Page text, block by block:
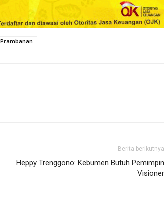
Prambanan
Berita berikutnya
Heppy Trenggono: Kebumen Butuh Pemimpin
Visioner